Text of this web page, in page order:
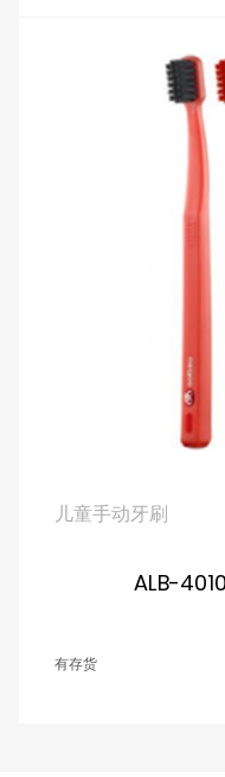
儿童手动牙刷
ALB-
有存货